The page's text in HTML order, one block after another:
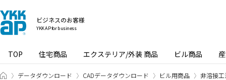
ビジネスのお客様
YKK AP for business
TOP 住宅商品 エクステリア/外装 商品 ビル商品
ビジネスのお客様 HOME
データダウンロード CADデータダウンロード ビル用商品 非溶接工